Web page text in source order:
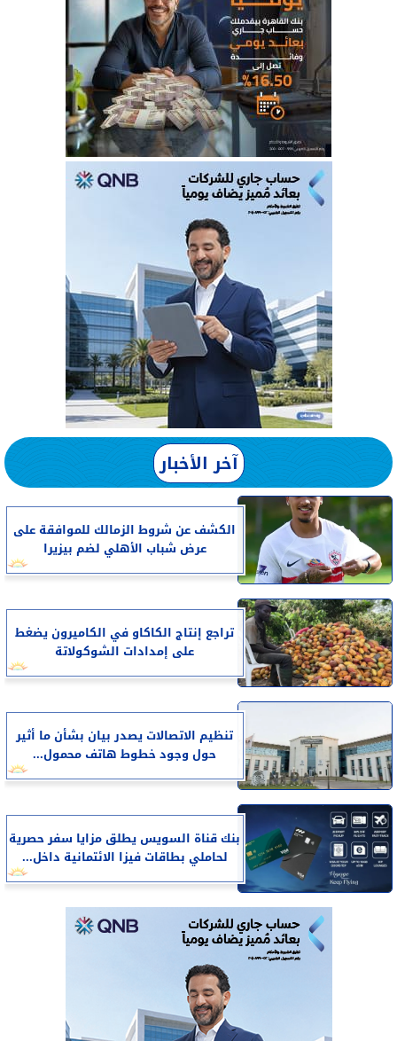
آخر الأخبار
الكشف عن شروط الزمالك للموافقة على
عرض شباب الأهلي لضم بيزيرا
تراجع إنتاج الكاكاو في الكاميرون يضغط
على إمدادات الشوكولاتة
تنظيم الاتصالات يصدر بيان بشأن ما أثير
حول وجود خطوط هاتف محمول...
بنك قناة السويس يطلق مزايا سفر حصرية
لحاملي بطاقات فيزا الائتمانية داخل...